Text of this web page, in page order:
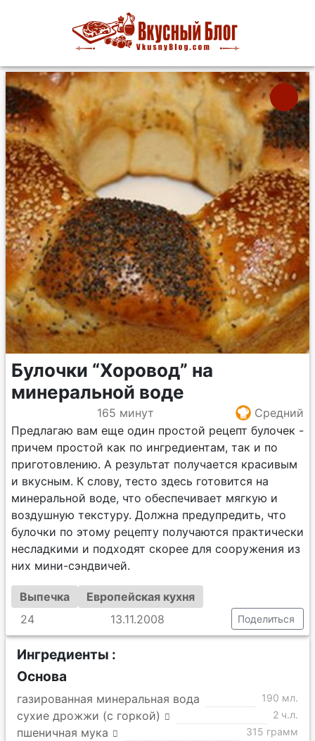
Булочки “Хоровод” на
минеральной воде
165 минут
Средний
Предлагаю вам еще один простой рецепт булочек -
причем простой как по ингредиентам, так и по
приготовлению. А результат получается красивым
и вкусным. К слову, тесто здесь готовится на
минеральной воде, что обеспечивает мягкую и
воздушную текстуру. Должна предупредить, что
булочки по этому рецепту получаются практически
несладкими и подходят скорее для сооружения из
них мини-сэндвичей.
Выпечка
Европейская кухня
24
13.11.2008 Поделиться
Ингредиенты :
Основа
газированная минеральная вода 190 мл.
сухие дрожжи (с горкой) 2 ч.л.
пшеничная мука 315 грамм